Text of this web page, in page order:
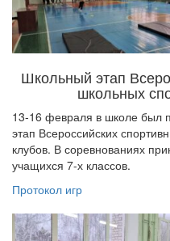
Школьный этап
школьных
13-16 февраля в школе был
этап Всероссийских
клубов. В соревнованиях
учащихся 7-х классов.
Протокол игр